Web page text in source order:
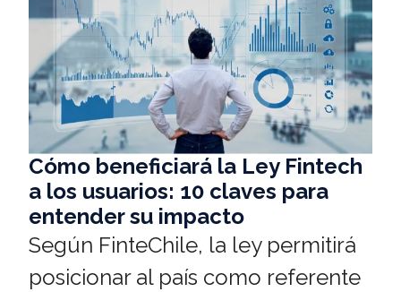
Cómo beneficiará la Ley Fintech
a los usuarios: 10 claves para
entender su impacto
Según FinteChile, la ley permitirá
posicionar al país como referente